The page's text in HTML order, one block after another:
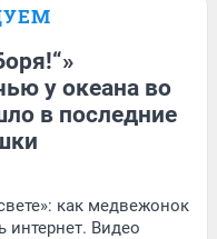
у океана во
в последние
как медвежонок
интернет. Видео